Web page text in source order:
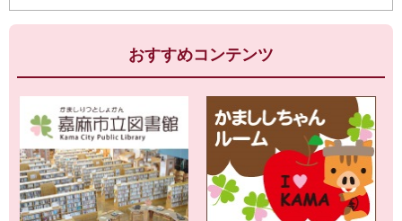
おすすめコンテンツ